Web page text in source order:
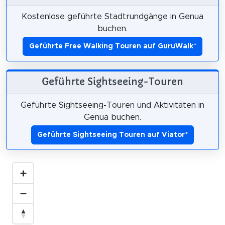
Kostenlose geführte Stadtrundgänge in Genua
buchen.
Geführte Free Walking Touren auf GuruWalk*
Geführte Sightseeing-Touren
Geführte Sightseeing-Touren und Aktivitäten in
Genua buchen.
Geführte Sightseeing Touren auf Viator*